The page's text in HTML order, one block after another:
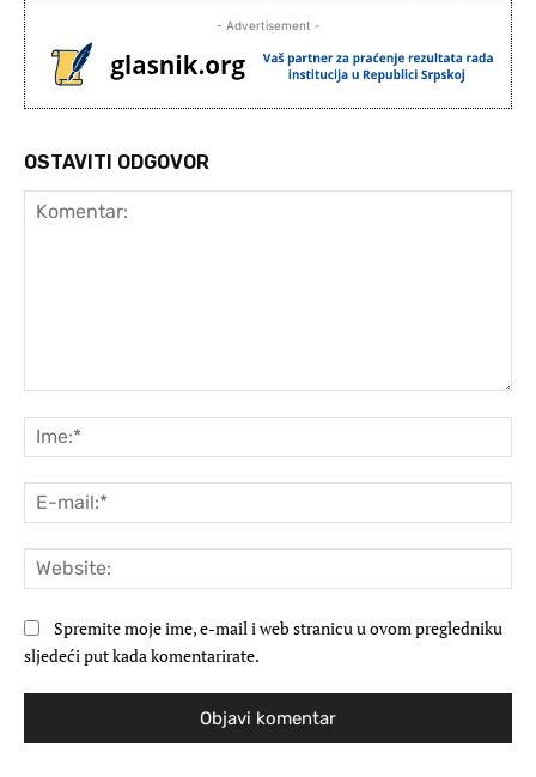
- Advertisement -
OSTAVITI ODGOVOR
Spremite moje ime, e-mail i web stranicu u ovom pregledniku
sljedeći put kada komentarirate.